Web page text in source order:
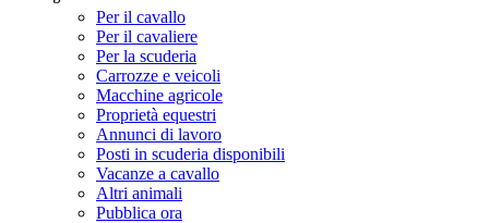
Per il cavallo
Per il cavaliere
Per la scuderia
Carrozze e veicoli
Macchine agricole
Proprietà equestri
Annunci di lavoro
Posti in scuderia disponibili
Vacanze a cavallo
Altri animali
Pubblica ora